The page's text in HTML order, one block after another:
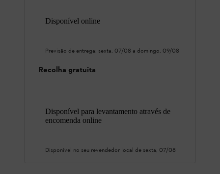
Disponível online
Previsão de entrega: sexta, 07/08 a domingo, 09/08
Recolha gratuita
Disponível para levantamento através de
encomenda online
Disponível no seu revendedor local de sexta, 07/08